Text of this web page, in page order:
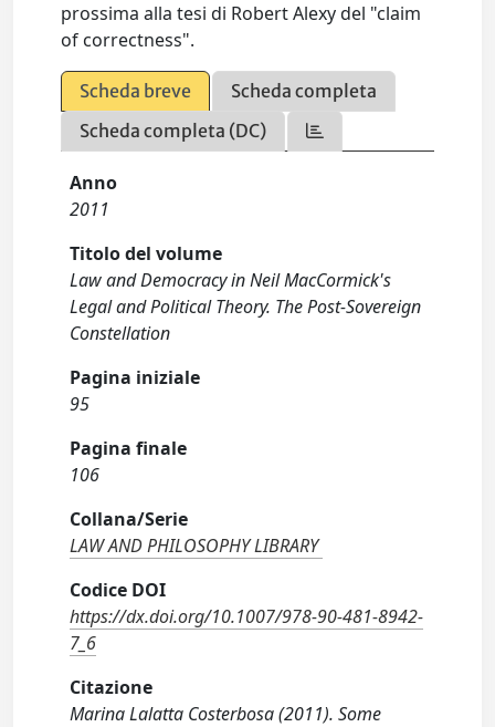
prossima alla tesi di Robert Alexy del "claim
of correctness".
Scheda breve
Scheda completa
Scheda completa (DC)
Anno
2011
Titolo del volume
Law and Democracy in Neil MacCormick's
Legal and Political Theory. The Post-Sovereign
Constellation
Pagina iniziale
95
Pagina finale
106
Collana/Serie
LAW AND PHILOSOPHY LIBRARY
Codice DOI
https://dx.doi.org/10.1007/978-90-481-8942-
7_6
Citazione
Marina Lalatta Costerbosa (2011). Some